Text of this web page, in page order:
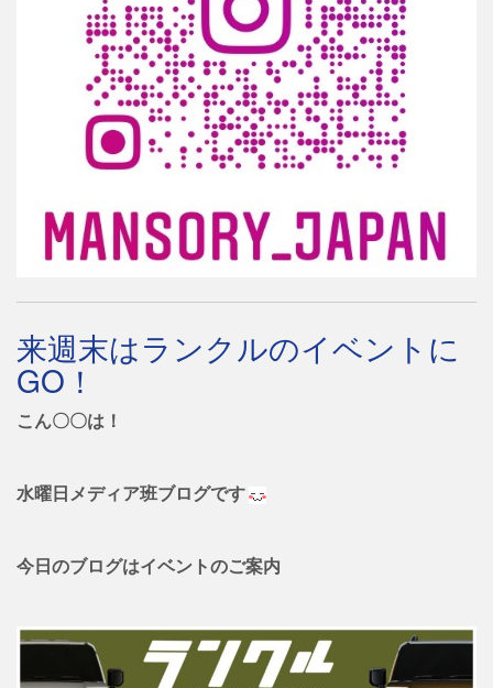
来週末はランクルのイベントに
GO！
こん〇〇は！
水曜日メディア班ブログです
今日のブログはイベントのご案内